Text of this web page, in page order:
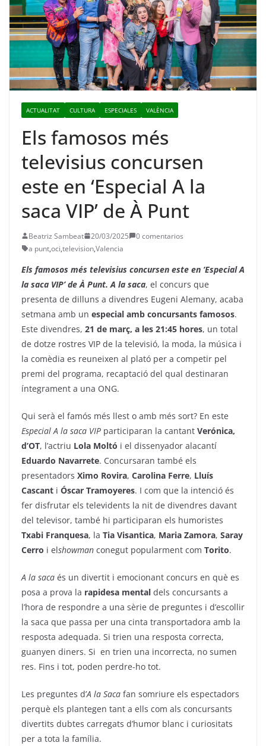
ACTUALITAT CULTURA ESPECIALES VALÈNCIA
Els famosos més
televisius concursen
este en ‘Especial A la
saca VIP’ de À Punt
Beatriz Sambeat 20/03/2025
0 comentarios
a punt,oci,television,Valencia
Els famosos més televisius concursen este en ‘Especial A
la saca VIP’ de À Punt. A la saca, el concurs que
presenta de dilluns a divendres Eugeni Alemany, acaba
setmana amb un especial amb concursants famosos.
Este divendres, 21 de març, a les 21:45 hores, un total
de dotze rostres VIP de la televisió, la moda, la música i
la comèdia es reuneixen al plató per a competir pel
premi del programa, recaptació del qual destinaran
íntegrament a una ONG.
Qui serà el famós més llest o amb més sort? En este
Especial A la saca VIP participaran la cantant Verónica,
d’OT, l’actriu Lola Moltó i el dissenyador alacantí
Eduardo Navarrete. Concursaran també els
presentadors Ximo Rovira, Carolina Ferre, Lluís
Cascant i Óscar Tramoyeres. I com que la intenció és
fer disfrutar els televidents la nit de divendres davant
del televisor, també hi participaran els humoristes
Txabi Franquesa, la Tia Visantica, Maria Zamora, Saray
Cerro i elshowman conegut popularment com Torito.
A la saca és un divertit i emocionant concurs en què es
posa a prova la rapidesa mental dels concursants a
l’hora de respondre a una sèrie de preguntes i d’escollir
la saca que passa per una cinta transportadora amb la
resposta adequada. Si trien una resposta correcta,
guanyen diners. Si en trien una incorrecta, no sumen
res. Fins i tot, poden perdre-ho tot.
Les preguntes d’A la Saca fan somriure els espectadors
perquè els plantegen tant a ells com als concursants
divertits dubtes carregats d’humor blanc i curiositats
per a tota la família.